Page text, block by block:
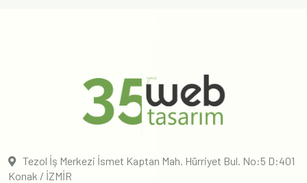
Tezol İş Merkezi İsmet Kaptan Mah. Hürriyet Bul. No:5 D:401
Konak / İZMİR